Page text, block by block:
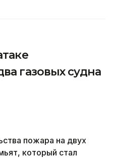
газовых судна
пожара на двух
который стал